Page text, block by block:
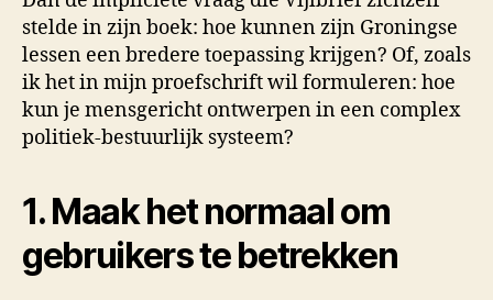
stelde in zijn boek: hoe kunnen zijn Groningse
lessen een bredere toepassing krijgen? Of, zoals
ik het in mijn proefschrift wil formuleren: hoe
kun je mensgericht ontwerpen in een complex
politiek-bestuurlijk systeem?
1. Maak het normaal om
gebruikers te betrekken